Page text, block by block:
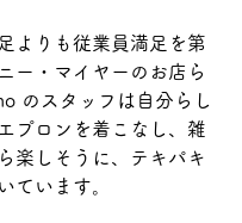
よりも従業員満足を第
ー・マイヤーのお店ら
のスタッフは自分らし
プロンを着こなし、雑
楽しそうに、テキパキ
ています。